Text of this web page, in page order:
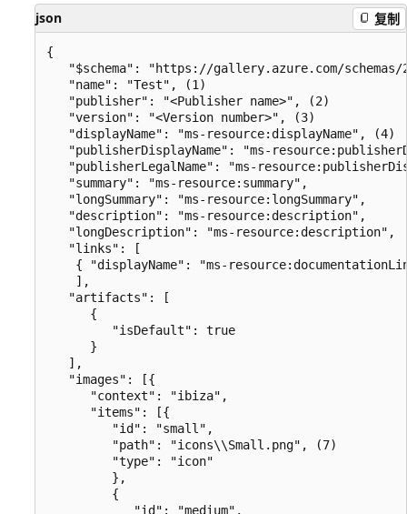
json 复制
{
"$schema": "https://gallery.azure.com/
   "name": "Test", (1)
   "publisher": "<Publisher name>", (2)
   "version": "<Version number>", (3)
   "displayName": "ms-resource:displayName", (4)
"publisherDisplayName": "ms-
"publisherLegalName": "ms-
   "summary": "ms-resource:summary",
   "longSummary": "ms-resource:longSummary",
   "description": "ms-resource:description",
   "longDescription": "ms-resource:description",
   "links": [
{ "displayName": "ms-
    ],
   "artifacts": [
      {
         "isDefault": true
      }
   ],
   "images": [{
      "context": "ibiza",
      "items": [{
         "id": "small",
         "path": "icons\\Small.png", (7)
         "type": "icon"
         },
         {
            "id": "medium",